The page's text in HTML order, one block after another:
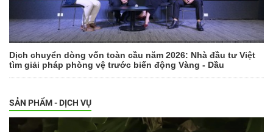
Dịch chuyển dòng vốn toàn cầu năm 2026: Nhà đầu tư Việt
tìm giải pháp phòng vệ trước biến động Vàng - Dầu
SẢN PHẨM - DỊCH VỤ